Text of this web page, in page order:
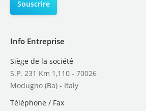
Info Entreprise
Siège de la société
S.P. 231 Km 1,110 - 70026
Modugno (Ba) - Italy
Téléphone / Fax